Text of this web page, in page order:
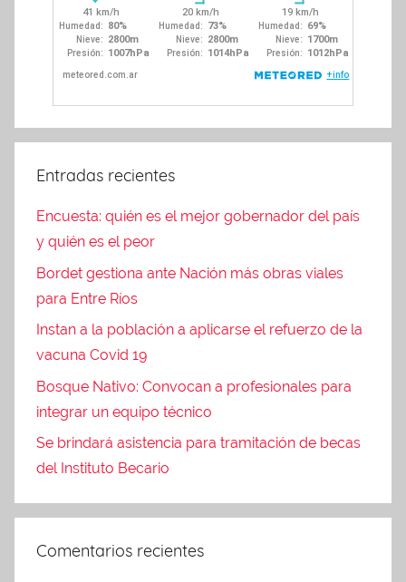
Entradas recientes
Encuesta: quién es el mejor gobernador del país
y quién es el peor
Bordet gestiona ante Nación más obras viales
para Entre Ríos
Instan a la población a aplicarse el refuerzo de la
vacuna Covid 19
Bosque Nativo: Convocan a profesionales para
integrar un equipo técnico
Se brindará asistencia para tramitación de becas
del Instituto Becario
Comentarios recientes